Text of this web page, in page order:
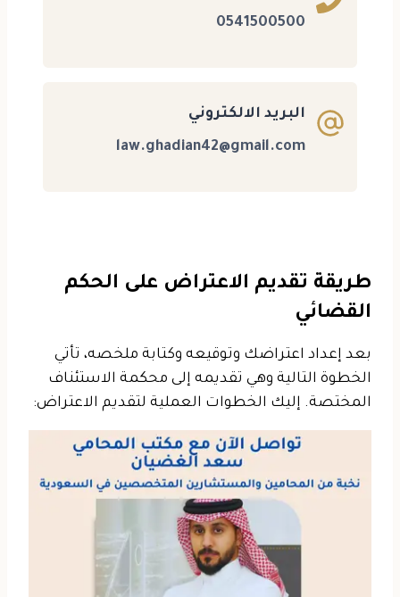
0541500500
البريد الالكتروني
law.ghadian42@gmail.com
طريقة تقديم الاعتراض على الحكم
القضائي
بعد إعداد اعتراضك وتوقيعه وكتابة ملخصه، تأتي
الخطوة التالية وهي تقديمه إلى محكمة الاستئناف
المختصة. إليك الخطوات العملية لتقديم الاعتراض: